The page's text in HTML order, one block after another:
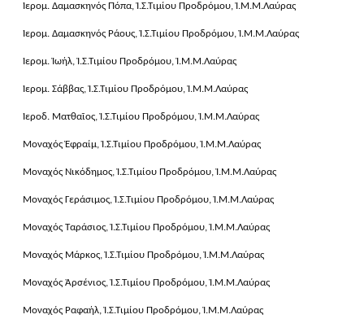
Ἱερομ. Δαμασκηνός Πόπα, Ἱ.Σ.Τιμίου Προδρόμου, Ἱ.Μ.Μ.Λαύρας
Ἱερομ. Δαμασκηνός Ράους, Ἱ.Σ.Τιμίου Προδρόμου, Ἱ.Μ.Μ.Λαύρας
Ἱερομ. Ἰωήλ, Ἱ.Σ.Τιμίου Προδρόμου, Ἱ.Μ.Μ.Λαύρας
Ἱερομ. Σάββας, Ἱ.Σ.Τιμίου Προδρόμου, Ἱ.Μ.Μ.Λαύρας
Ἱεροδ. Ματθαῖος, Ἱ.Σ.Τιμίου Προδρόμου, Ἱ.Μ.Μ.Λαύρας
Μοναχός Ἐφραίμ, Ἱ.Σ.Τιμίου Προδρόμου, Ἱ.Μ.Μ.Λαύρας
Μοναχός Νικόδημος, Ἱ.Σ.Τιμίου Προδρόμου, Ἱ.Μ.Μ.Λαύρας
Μοναχός Γεράσιμος, Ἱ.Σ.Τιμίου Προδρόμου, Ἱ.Μ.Μ.Λαύρας
Μοναχός Ταράσιος, Ἱ.Σ.Τιμίου Προδρόμου, Ἱ.Μ.Μ.Λαύρας
Μοναχός Μάρκος, Ἱ.Σ.Τιμίου Προδρόμου, Ἱ.Μ.Μ.Λαύρας
Μοναχός Ἀρσένιος, Ἱ.Σ.Τιμίου Προδρόμου, Ἱ.Μ.Μ.Λαύρας
Μοναχός Ραφαήλ, Ἱ.Σ.Τιμίου Προδρόμου, Ἱ.Μ.Μ.Λαύρας